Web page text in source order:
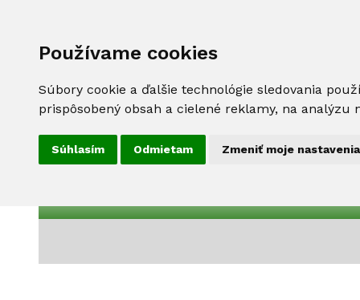
Používame cookies
Súbory cookie a ďalšie technológie sledovania
prispôsobený obsah a cielené reklamy, na
Súhlasím Odmietam Zmeniť moje nastavenia